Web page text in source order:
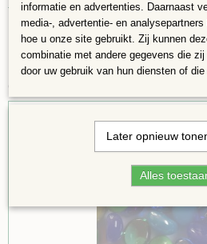
informatie en advertenties. Daarnaast
media-, advertentie- en
hoe u onze site gebruikt. Zij kunnen
combinatie met andere gegevens die
door uw gebruik van hun diensten of
Later opnieuw
Alles